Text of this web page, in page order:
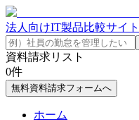
法人向けIT製品比較サイト
資料請求リスト
0件
無料資料請求フォームへ
ホーム